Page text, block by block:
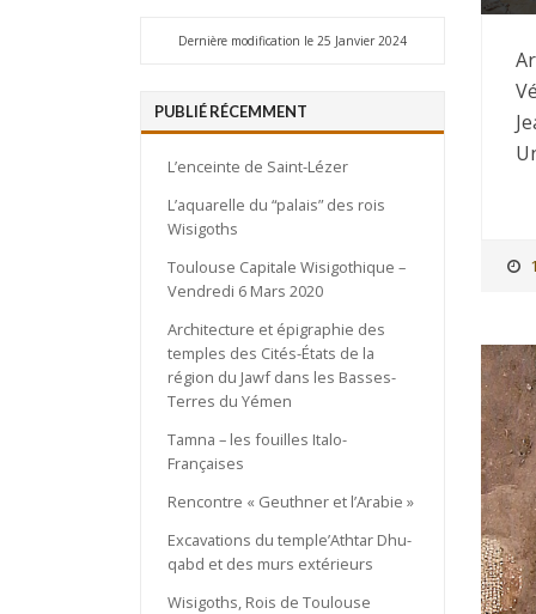
Dernière modification le 25 Janvier 2024
PUBLIÉ RÉCEMMENT
L’enceinte de Saint-Lézer
L’aquarelle du “palais” des rois
Wisigoths
Toulouse Capitale Wisigothique –
Vendredi 6 Mars 2020
Architecture et épigraphie des
temples des Cités-États de la
région du Jawf dans les Basses-
Terres du Yémen
Tamna – les fouilles Italo-
Françaises
Rencontre « Geuthner et l’Arabie »
Excavations du temple’Athtar Dhu-
qabd et des murs extérieurs
Wisigoths, Rois de Toulouse